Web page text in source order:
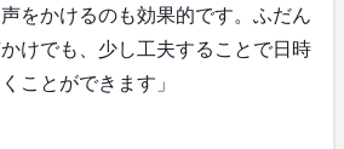
をかけるのも効果的です。ふだん
けでも、少し工夫することで日時
ことができます」